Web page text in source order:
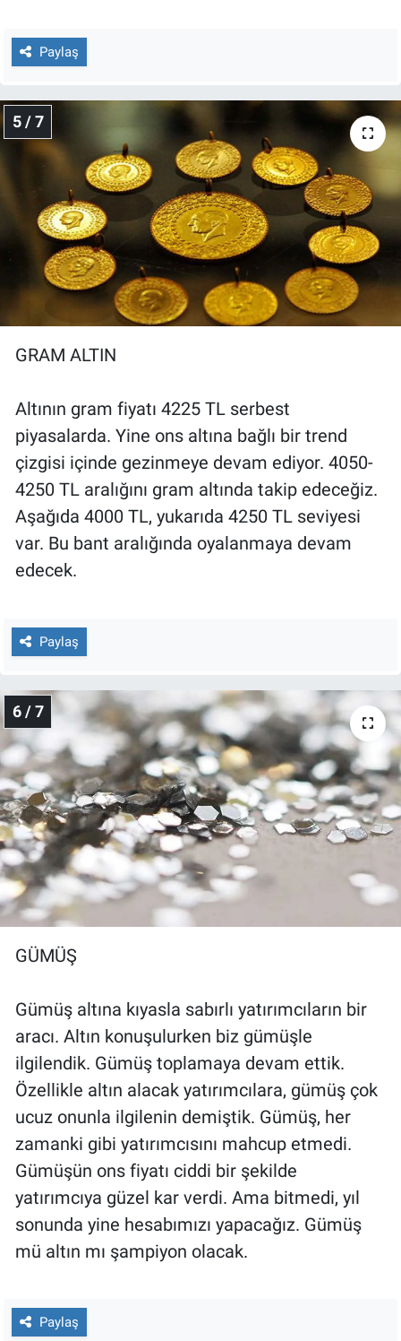
Paylaş
5 / 7
GRAM ALTIN
Altının gram fiyatı 4225 TL serbest
piyasalarda. Yine ons altına bağlı bir trend
çizgisi içinde gezinmeye devam ediyor. 4050-
4250 TL aralığını gram altında takip edeceğiz.
Aşağıda 4000 TL, yukarıda 4250 TL seviyesi
var. Bu bant aralığında oyalanmaya devam
edecek.
Paylaş
6 / 7
GÜMÜŞ
Gümüş altına kıyasla sabırlı yatırımcıların bir
aracı. Altın konuşulurken biz gümüşle
ilgilendik. Gümüş toplamaya devam ettik.
Özellikle altın alacak yatırımcılara, gümüş çok
ucuz onunla ilgilenin demiştik. Gümüş, her
zamanki gibi yatırımcısını mahcup etmedi.
Gümüşün ons fiyatı ciddi bir şekilde
yatırımcıya güzel kar verdi. Ama bitmedi, yıl
sonunda yine hesabımızı yapacağız. Gümüş
mü altın mı şampiyon olacak.
Paylaş